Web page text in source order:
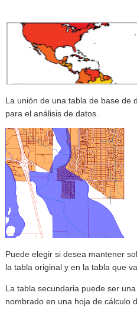
La unión de una tabla de base de
para el análisis de datos.
Puede elegir si desea mantener
la tabla original y en la tabla que
La tabla secundaria puede ser
nombrado en una hoja de cálculo